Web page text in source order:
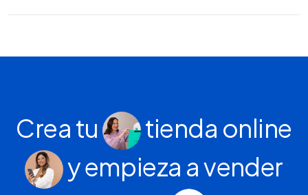
Crea tu
tienda online
y empieza a vender